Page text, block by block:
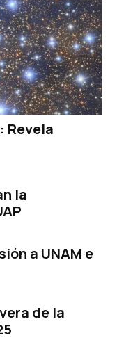
Revela
la
a UNAM e
de la